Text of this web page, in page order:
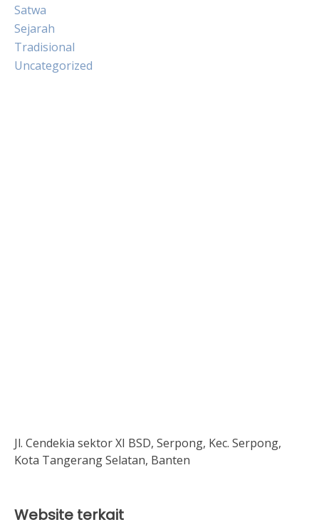
Satwa
Sejarah
Tradisional
Uncategorized
Jl. Cendekia sektor XI BSD, Serpong, Kec. Serpong,
Kota Tangerang Selatan, Banten
Website terkait